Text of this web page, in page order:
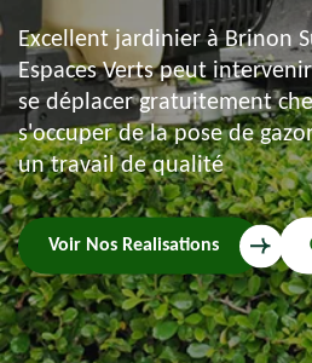
Excellent jardinier à Brinon
Espaces Verts peut
se déplacer gratuitement
s'occuper de la pose de
un travail de qualité
Voir Nos Realisations